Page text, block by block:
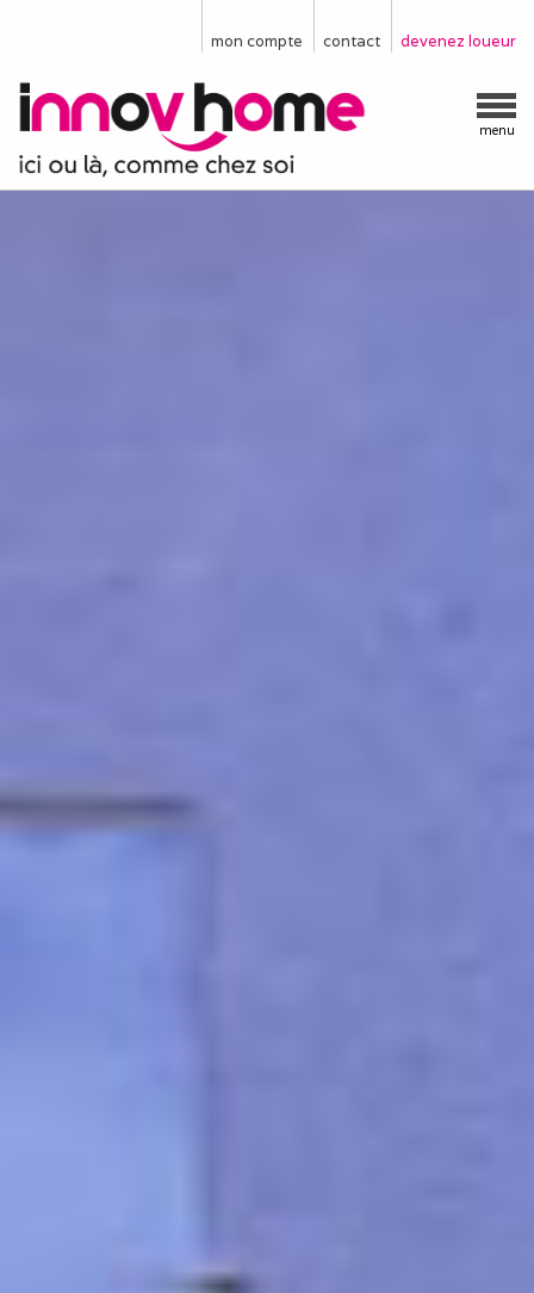
devenez loueur
contact
mon compte
menu